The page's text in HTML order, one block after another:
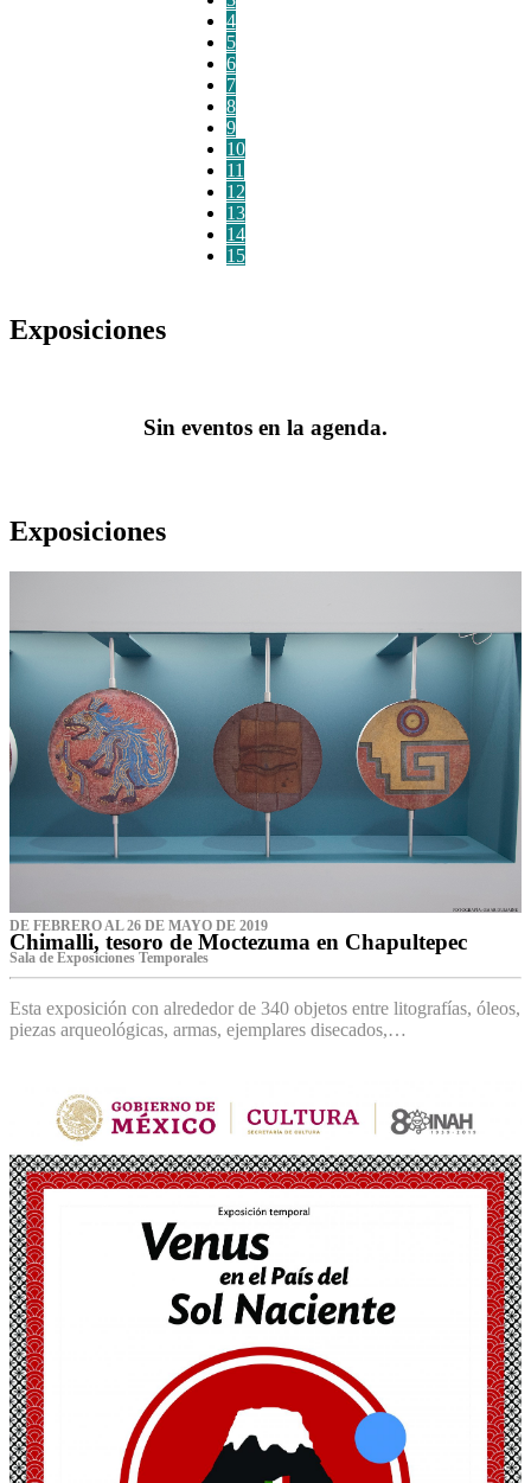
4
5
6
7
8
9
10
11
12
13
14
15
Exposiciones
Sin eventos en la agenda.
Exposiciones
DE FEBRERO AL 26 DE MAYO DE 2019
Chimalli, tesoro de Moctezuma en Chapultepec
Sala de Exposiciones Temporales
Esta exposición con alrededor de 340 objetos entre litografías, óleos,
piezas arqueológicas, armas, ejemplares disecados,…